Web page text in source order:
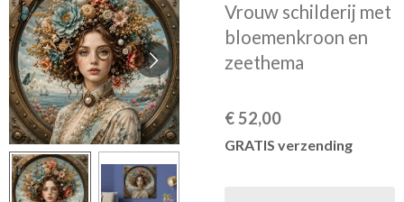
Vrouw schilderij met
bloemenkroon en
zeethema
€ 52,00
GRATIS verzending